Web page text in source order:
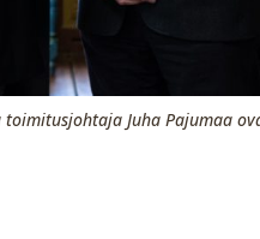
Juha Pajumaa